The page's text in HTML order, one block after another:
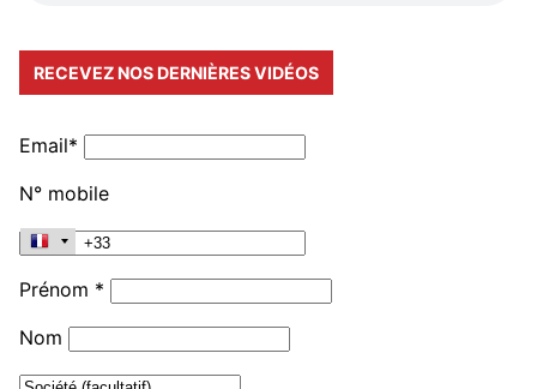
RECEVEZ NOS DERNIÈRES VIDÉOS
Email*
N° mobile
Prénom *
Nom